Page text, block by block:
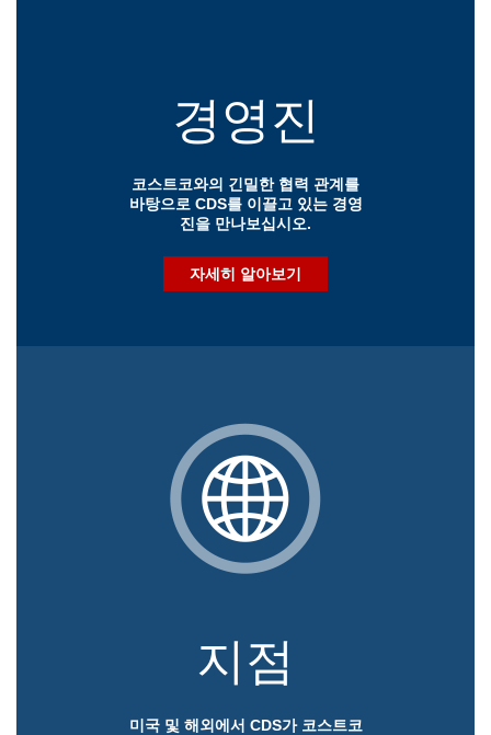
경영진
코스트코와의 긴밀한 협력 관계를
바탕으로 CDS를 이끌고 있는 경영
진을 만나보십시오.
자세히 알아보기
지점
미국 및 해외에서 CDS가 코스트코